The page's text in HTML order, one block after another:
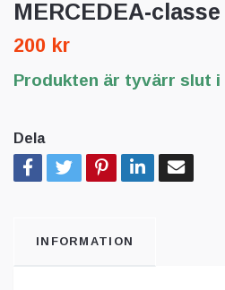
MERCEDEA-classe
200 kr
Produkten är tyvärr slut i
Dela
INFORMATION